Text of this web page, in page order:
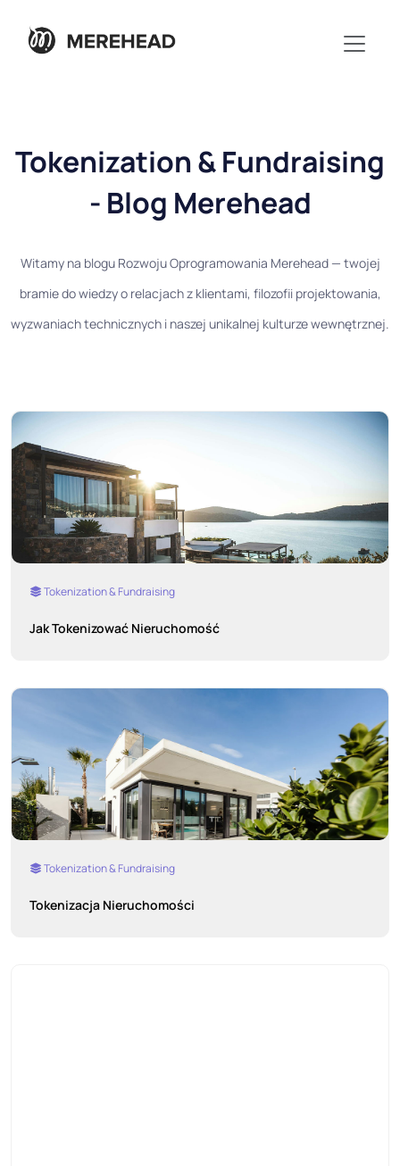
Tokenization & Fundraising
- Blog Merehead
Witamy na blogu Rozwoju Oprogramowania Merehead — twojej
bramie do wiedzy o relacjach z klientami, filozofii projektowania,
wyzwaniach technicznych i naszej unikalnej kulturze wewnętrznej.
Tokenization & Fundraising
Jak Tokenizować Nieruchomość
Tokenization & Fundraising
Tokenizacja Nieruchomości